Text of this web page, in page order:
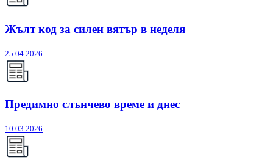
Жълт код за силен вятър в неделя
25.04.2026
Предимно слънчево време и днес
10.03.2026